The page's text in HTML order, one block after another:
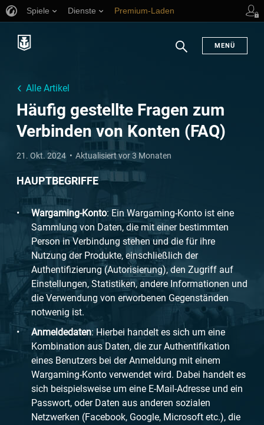
Spiele Dienste Premium-Laden
Suchen
MENÜ
Alle Artikel
Häufig gestellte Fragen zum
Verbinden von Konten (FAQ)
21. Okt. 2024 Aktualisiert vor 3 Monaten
HAUPTBEGRIFFE
Wargaming-Konto: Ein Wargaming-Konto ist eine
Sammlung von Daten, die mit einer bestimmten
Person in Verbindung stehen und die für ihre
Nutzung der Produkte, einschließlich der
Authentifizierung (Autorisierung), den Zugriff auf
Einstellungen, Statistiken, andere Informationen und
die Verwendung von erworbenen Gegenständen
notwenig ist.
Anmeldedaten: Hierbei handelt es sich um eine
Kombination aus Daten, die zur Authentifikation
eines Benutzers bei der Anmeldung mit einem
Wargaming-Konto verwendet wird. Dabei handelt es
sich beispielsweise um eine E-Mail-Adresse und ein
Passwort, oder Daten aus anderen sozialen
Netzwerken (Facebook, Google, Microsoft etc.), die